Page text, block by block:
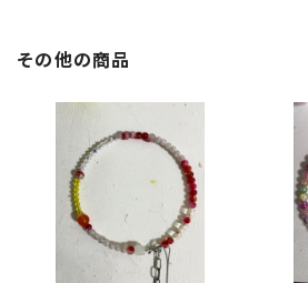
その他の商品